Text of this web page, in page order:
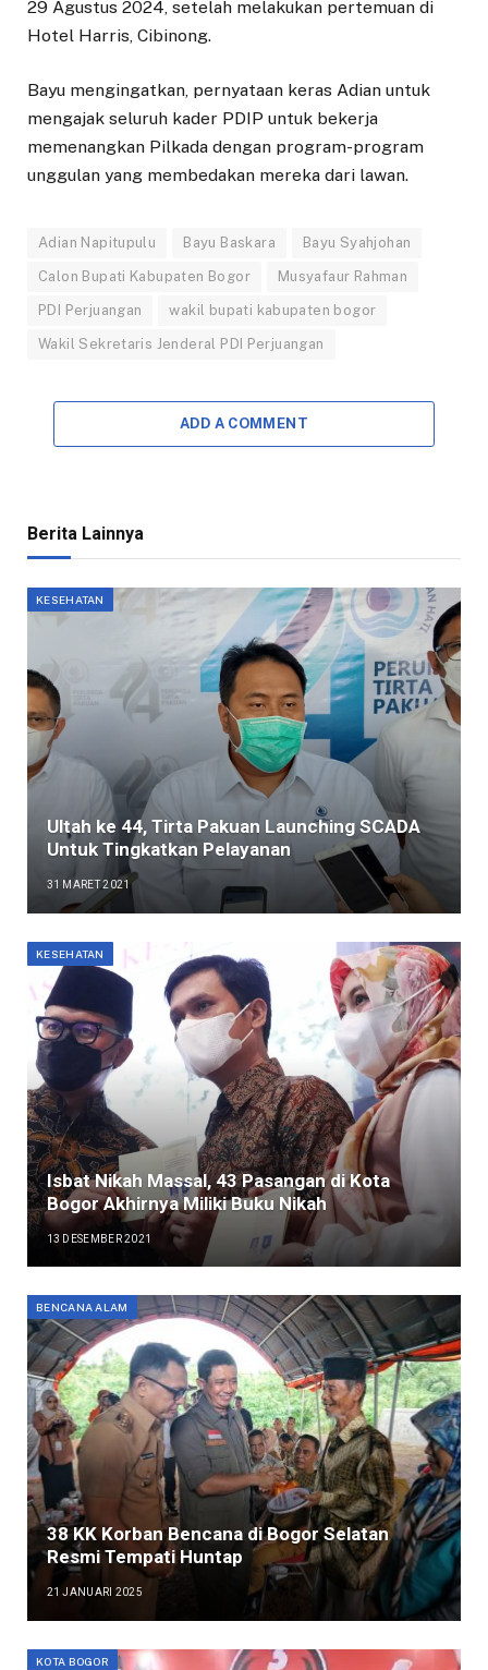
29 Agustus 2024, setelah melakukan pertemuan di
Hotel Harris, Cibinong.
Bayu mengingatkan, pernyataan keras Adian untuk
mengajak seluruh kader PDIP untuk bekerja
memenangkan Pilkada dengan program-program
unggulan yang membedakan mereka dari lawan.
Adian Napitupulu Bayu Baskara Bayu Syahjohan
Calon Bupati Kabupaten Bogor Musyafaur Rahman
PDI Perjuangan wakil bupati kabupaten bogor
Wakil Sekretaris Jenderal PDI Perjuangan
ADD A COMMENT
Berita Lainnya
KESEHATAN
Ultah ke 44, Tirta Pakuan Launching SCADA
Untuk Tingkatkan Pelayanan
31 MARET 2021
KESEHATAN
Isbat Nikah Massal, 43 Pasangan di Kota
Bogor Akhirnya Miliki Buku Nikah
13 DESEMBER 2021
BENCANA ALAM
38 KK Korban Bencana di Bogor Selatan
Resmi Tempati Huntap
21 JANUARI 2025
KOTA BOGOR